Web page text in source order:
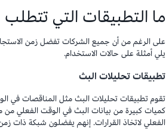
ما التطبيقات التي
على الرغم من أن جميع الشركات تفضل زمن
يلي أمثلة على حالات الاستخدام.
تطبيقات تحليلات البث
تقوم تطبيقات تحليلات البث مثل المناقصات في
كميات كبيرة من بيانات البث في الوقت الفعلي
الفعلي لاتخاذ القرارات. إنهم يفضلون شبكة ذات